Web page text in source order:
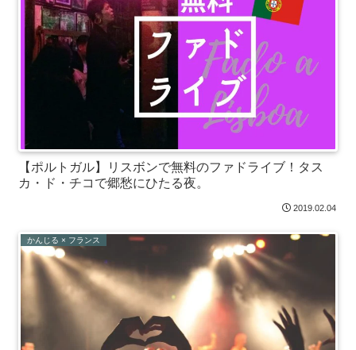
【ポルトガル】リスボンで無料のファドライブ！タス
カ・ド・チコで郷愁にひたる夜。
2019.02.04
かんじる × フランス